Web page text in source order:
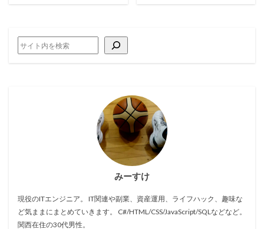
みーすけ
現役のITエンジニア。 IT関連や副業、資産運用、ライフハック、趣味な
ど気ままにまとめていきます。 C#/HTML/CSS/JavaScript/SQLなどなど。
関西在住の30代男性。